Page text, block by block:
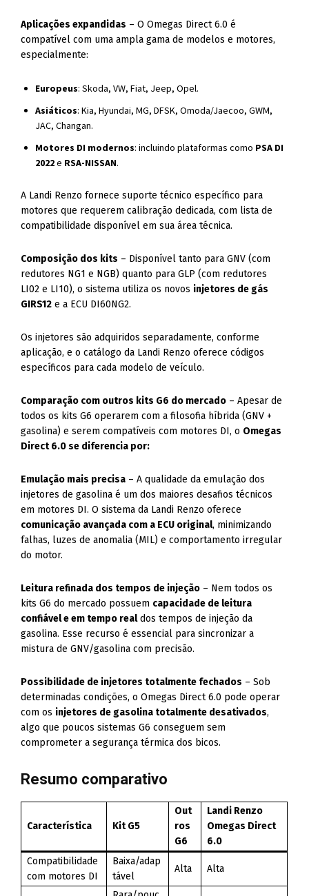
Aplicações expandidas – O Omegas Direct 6.0 é
compatível com uma ampla gama de modelos e motores,
especialmente:
Europeus: Skoda, VW, Fiat, Jeep, Opel.
Asiáticos: Kia, Hyundai, MG, DFSK, Omoda/Jaecoo, GWM,
JAC, Changan.
Motores DI modernos: incluindo plataformas como PSA DI
2022e RSA-NISSAN.
A Landi Renzo fornece suporte técnico específico para
motores que requerem calibração dedicada, com lista de
compatibilidade disponível em sua área técnica.
Composição dos kits – Disponível tanto para GNV (com
redutores NG1 e NGB) quanto para GLP (com redutores
LI02 e LI10), o sistema utiliza os novos injetores de gás
GIRS12 e a ECU DI60NG2.
Os injetores são adquiridos separadamente, conforme
aplicação, e o catálogo da Landi Renzo oferece códigos
específicos para cada modelo de veículo.
Comparação com outros kits G6 do mercado – Apesar de
todos os kits G6 operarem com a filosofia híbrida (GNV +
gasolina) e serem compatíveis com motores DI, o Omegas
Direct 6.0 se diferencia por:
Emulação mais precisa – A qualidade da emulação dos
injetores de gasolina é um dos maiores desafios técnicos
em motores DI. O sistema da Landi Renzo oferece
comunicação avançada com a ECU original, minimizando
falhas, luzes de anomalia (MIL) e comportamento irregular
do motor.
Leitura refinada dos tempos de injeção – Nem todos os
kits G6 do mercado possuem capacidade de leitura
confiável e em tempo realdos tempos de injeção da
gasolina. Esse recurso é essencial para sincronizar a
mistura de GNV/gasolina com precisão.
Possibilidade de injetores totalmente fechados – Sob
determinadas condições, o Omegas Direct 6.0 pode operar
com os injetores de gasolina totalmente desativados,
algo que poucos sistemas G6 conseguem sem
comprometer a segurança térmica dos bicos.
Resumo comparativo
Característica Kit G5
Out
ros
G6
Landi Renzo
Omegas Direct
6.0
Compatibilidade
com motores DI
Baixa/adap
tável
Alta Alta